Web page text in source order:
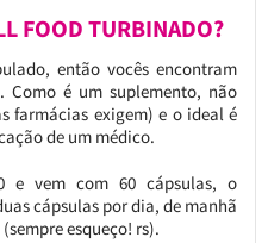
FOOD TURBINADO?
então vocês encontram
Como é um suplemento, não
farmácias exigem) e o ideal é
de um médico.
e vem com 60 cápsulas, o
cápsulas por dia, de manhã
esqueço! rs).